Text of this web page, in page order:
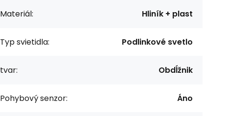
Materiál: Hliník + plast
Typ svietidla: Podlinkové svetlo
tvar: Obdĺžnik
Pohybový senzor: Áno